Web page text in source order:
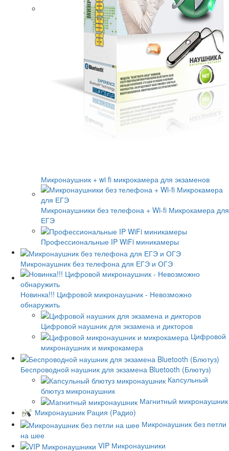
Микронаушник + wi fi микрокамера для экзаменов
Микронаушники без телефона + Wi-fi Микрокамера для
ЕГЭ
Профессиональные IP WiFi миникамеры
Микронаушник без телефона для ЕГЭ и ОГЭ
Новинка!!! Цифровой микронаушник - Невозможно
обнаружить
Цифровой наушник для экзамена и дикторов
Цифровой
микронаушник и микрокамера
Беспроводной наушник для экзамена Bluetooth (Блютуз)
Капсульный
блютуз микронаушник
Магнитный микронаушник
Микронаушник Рация (Радио)
Микронаушник без петли
на шее
VIP Микронаушники